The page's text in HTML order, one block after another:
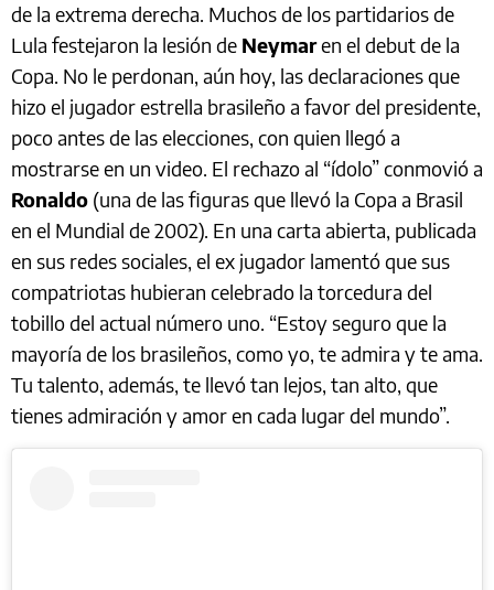
de la extrema derecha. Muchos de los partidarios de
Lula festejaron la lesión de Neymaren el debut de la
Copa. No le perdonan, aún hoy, las declaraciones que
hizo el jugador estrella brasileño a favor del presidente,
poco antes de las elecciones, con quien llegó a
mostrarse en un video. El rechazo al “ídolo” conmovió a
Ronaldo (una de las figuras que llevó la Copa a Brasil
en el Mundial de 2002). En una carta abierta, publicada
en sus redes sociales, el ex jugador lamentó que sus
compatriotas hubieran celebrado la torcedura del
tobillo del actual número uno. “Estoy seguro que la
mayoría de los brasileños, como yo, te admira y te ama.
Tu talento, además, te llevó tan lejos, tan alto, que
tienes admiración y amor en cada lugar del mundo”.